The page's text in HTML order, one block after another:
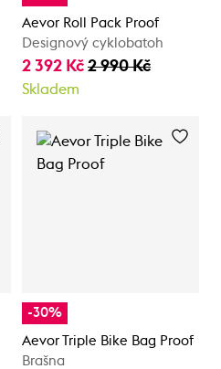
Aevor Roll Pack Proof
Designový cyklobatoh
2 392 Kč 2 990 Kč
Skladem
-30%
Aevor Triple Bike Bag Proof
Brašna